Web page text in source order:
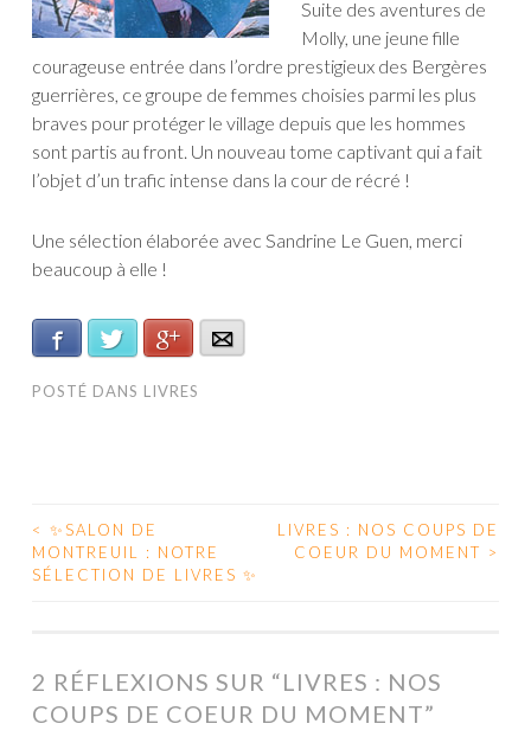
Suite des aventures de
Molly, une jeune fille
courageuse entrée dans l’ordre prestigieux des Bergères
guerrières, ce groupe de femmes choisies parmi les plus
braves pour protéger le village depuis que les hommes
sont partis au front. Un nouveau tome captivant qui a fait
l’objet d’un trafic intense dans la cour de récré !
Une sélection élaborée avec Sandrine Le Guen, merci
beaucoup à elle !
FacebookTwitterGoogle+E-mail
POSTÉ DANS LIVRES
NAVIGATION DES ARTICLES
< ✨SALON DE
MONTREUIL : NOTRE
SÉLECTION DE LIVRES ✨
LIVRES : NOS COUPS DE
COEUR DU MOMENT >
2 RÉFLEXIONS SUR “LIVRES : NOS
COUPS DE COEUR DU MOMENT”